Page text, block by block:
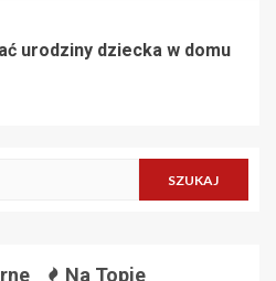
urodziny dziecka w domu
Na Topie